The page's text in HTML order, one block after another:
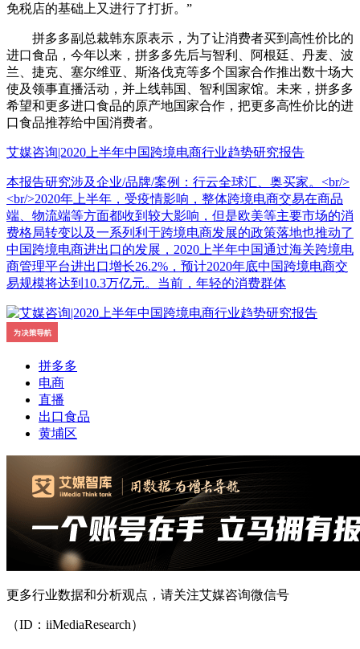
免税店的基础上又进行了打折。”
拼多多副总裁韩东原表示，为了让消费者买到高性价比的
进口食品，今年以来，拼多多先后与智利、阿根廷、丹麦、波
兰、捷克、塞尔维亚、斯洛伐克等多个国家合作推出数十场大
使及领事直播活动，并上线韩国、智利国家馆。未来，拼多多
希望和更多进口食品的原产地国家合作，把更多高性价比的进
口食品推荐给中国消费者。
艾媒咨询|2020上半年中国跨境电商行业趋势研究报告
本报告研究涉及企业/品牌/案例：行云全球汇、奥买家。<br/>
<br/>2020年上半年，受疫情影响，整体跨境电商交易在商品
端、物流端等方面都收到较大影响，但是欧美等主要市场的消
费格局转变以及一系列利于跨境电商发展的政策落地也推动了
中国跨境电商进出口的发展，2020上半年中国通过海关跨境电
商管理平台进出口增长26.2%，预计2020年底中国跨境电商交
易规模将达到10.3万亿元。当前，年轻的消费群体
拼多多
电商
直播
出口食品
黄埔区
更多行业数据和分析观点，请关注艾媒咨询微信号
（ID：iiMediaResearch）